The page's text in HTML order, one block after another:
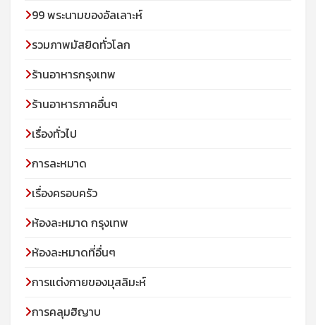
99 พระนามของอัลเลาะห์
รวมภาพมัสยิดทั่วโลก
ร้านอาหารกรุงเทพ
ร้านอาหารภาคอื่นๆ
เรื่องทั่วไป
การละหมาด
เรื่องครอบครัว
ห้องละหมาด กรุงเทพ
ห้องละหมาดที่อื่นๆ
การแต่งกายของมุสลิมะห์
การคลุมฮิญาบ